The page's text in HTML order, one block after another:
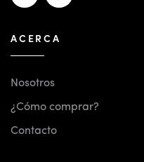
ACERCA
Nosotros
¿Cómo comprar?
Contacto